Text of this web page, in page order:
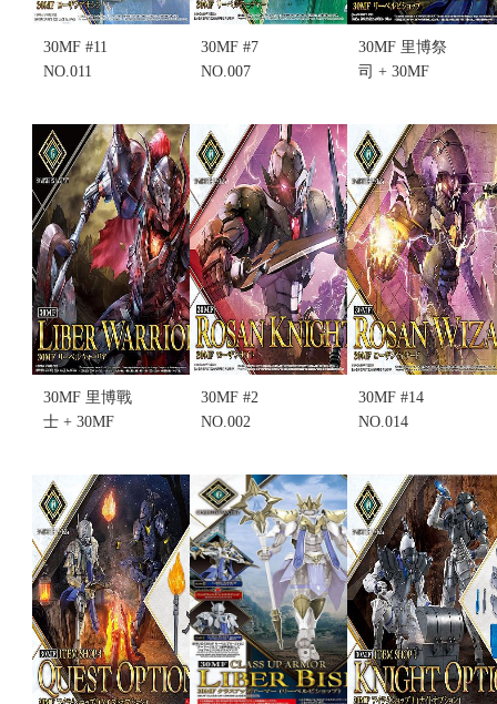
30MF #11
NO.011
ASSASSIN
洛桑刺客 組
裝模型 (不挑
盒況)
售價:460
30MF #7
NO.007
ARCHER 里
博弓箭手 組
裝模型(不挑
盒況)
售價:520
30MF 里博祭
司 + 30MF
博主教 (不挑
盒況)
售價:620
30MF 里博戰
士 + 30MF
博戰士 (不挑
盒況)
售價:650
30MF #2
NO.002
KNIGHT 洛
桑騎士 組裝
模型 (不挑盒
況)
售價:460
30MF #14
NO.014
WIZARD 洛
桑巫師 組裝
模型 (不挑盒
況)
售價:460